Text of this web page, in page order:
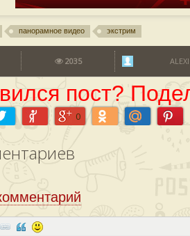
панорамное видео экстрим
2035
пост?
0